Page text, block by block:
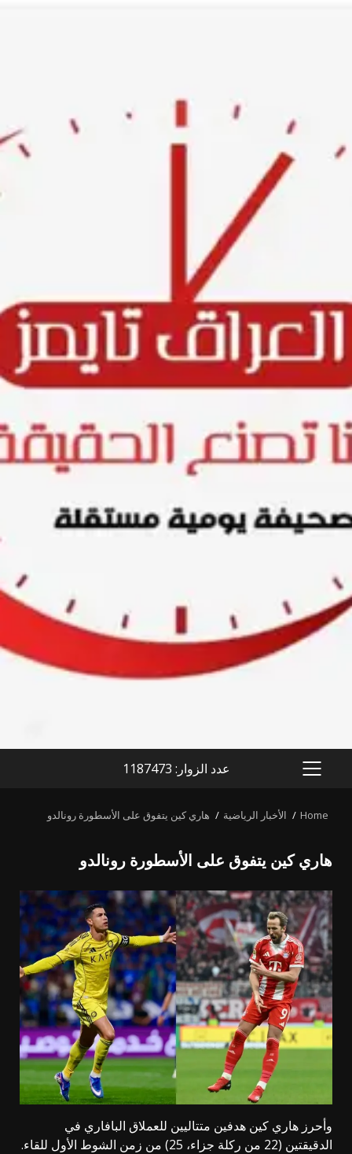
PRIMARY
عدد الزوار: 1187473
Home الأخبار الرياضية هاري كين يتفوق على الأسطورة رونالدو
هاري كين يتفوق على الأسطورة رونالدو
وأحرز هاري كين هدفين متتاليين للعملاق البافاري في
الدقيقتين (22 من ركلة جزاء، 25) من زمن الشوط الأول للقاء.